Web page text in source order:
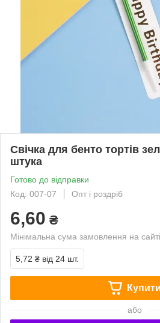
Свічка для бенто тортів
штука
Готово до відправки
Код: 007-07
Опт і роздріб
6,60 ₴
Мінімальна сума замовлення на
5,72 ₴ від 24 шт.
Купити
або